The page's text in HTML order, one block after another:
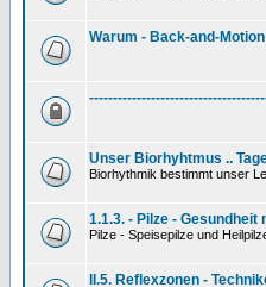
Warum - Back-and-
Unser Biorhyhtmus ..
Biorhythmik bestimmt unser
1.1.3. - Pilze - Gesundheit
Pilze - Speisepilze und
II.5. Reflexzonen -